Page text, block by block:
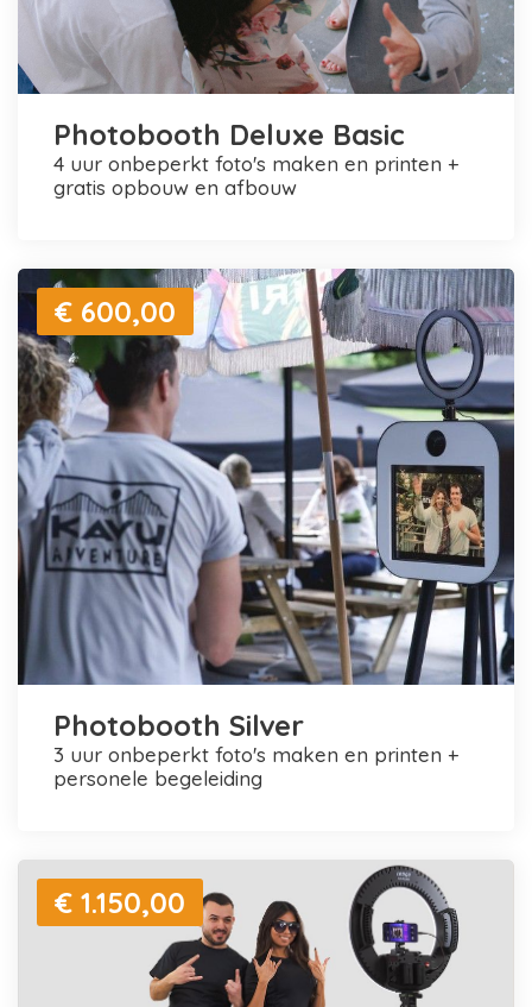
Photobooth Deluxe Basic
4 uur onbeperkt foto's maken en printen +
gratis opbouw en afbouw
€ 600,00
Photobooth Silver
3 uur onbeperkt foto's maken en printen +
personele begeleiding
€ 1.150,00